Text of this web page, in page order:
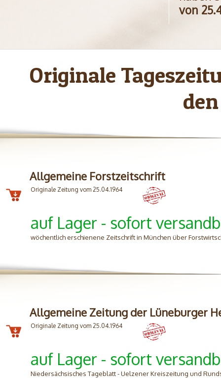
von
Originale
Allgemeine Forstzeitschrift
Originale Zeitung vom 25.04.1964
auf Lager - sofort
wöchentlich erschienene Zeitschrift in München über
Allgemeine Zeitung der Lüneburger
Originale Zeitung vom 25.04.1964
auf Lager - sofort
Niedersächsisches Tageblatt - Uelzener Kreiszeitung und